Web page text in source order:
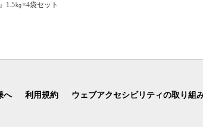
1.5㎏×4袋セット
へ 利用規約 ウェブアクセシビリティの取り組